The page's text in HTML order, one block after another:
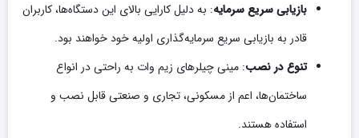
بازیابی سریع سرمایه: به دلیل کارایی بالای این دستگاه‌ها، کاربران
قادر به بازیابی سریع سرمایه‌گذاری اولیه خود خواهند بود.
تنوع در نصب: مینی چیلرهای زیم وات به راحتی در انواع
ساختمان‌ها، اعم از مسکونی، تجاری و صنعتی قابل نصب و
استفاده هستند.